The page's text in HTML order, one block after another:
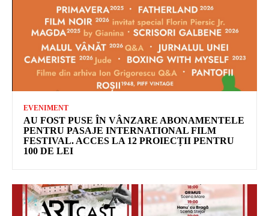
EVENIMENT
AU FOST PUSE ÎN VÂNZARE ABONAMENTELE
PENTRU PASAJE INTERNATIONAL FILM
FESTIVAL. ACCES LA 12 PROIECȚII PENTRU
100 DE LEI